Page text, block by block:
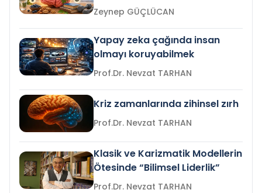
Zeynep GÜÇLÜCAN
Yapay zeka çağında insan
olmayı koruyabilmek
Prof.Dr. Nevzat TARHAN
Kriz zamanlarında zihinsel zırh
Prof.Dr. Nevzat TARHAN
Klasik ve Karizmatik Modellerin
Ötesinde “Bilimsel Liderlik”
Prof.Dr. Nevzat TARHAN